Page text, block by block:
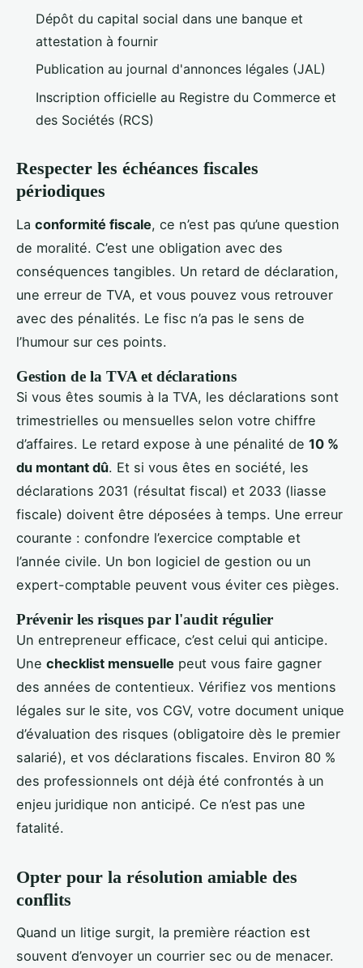
Dépôt du capital social dans une banque et
attestation à fournir
Publication au journal d'annonces légales (JAL)
Inscription officielle au Registre du Commerce et
des Sociétés (RCS)
Respecter les échéances fiscales
périodiques
La conformité fiscale, ce n’est pas qu’une question
de moralité. C’est une obligation avec des
conséquences tangibles. Un retard de déclaration,
une erreur de TVA, et vous pouvez vous retrouver
avec des pénalités. Le fisc n’a pas le sens de
l’humour sur ces points.
Gestion de la TVA et déclarations
Si vous êtes soumis à la TVA, les déclarations sont
trimestrielles ou mensuelles selon votre chiffre
d’affaires. Le retard expose à une pénalité de 10 %
du montant dû. Et si vous êtes en société, les
déclarations 2031 (résultat fiscal) et 2033 (liasse
fiscale) doivent être déposées à temps. Une erreur
courante : confondre l’exercice comptable et
l’année civile. Un bon logiciel de gestion ou un
expert-comptable peuvent vous éviter ces pièges.
Prévenir les risques par l'audit régulier
Un entrepreneur efficace, c’est celui qui anticipe.
Une checklist mensuelle peut vous faire gagner
des années de contentieux. Vérifiez vos mentions
légales sur le site, vos CGV, votre document unique
d’évaluation des risques (obligatoire dès le premier
salarié), et vos déclarations fiscales. Environ 80 %
des professionnels ont déjà été confrontés à un
enjeu juridique non anticipé. Ce n’est pas une
fatalité.
Opter pour la résolution amiable des
conflits
Quand un litige surgit, la première réaction est
souvent d’envoyer un courrier sec ou de menacer.